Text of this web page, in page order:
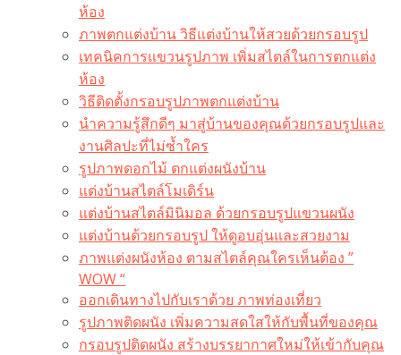
ห้อง
ภาพตกแต่งบ้าน วิธีแต่งบ้านให้สวยด้วยกรอบรูป
เทคนิคการแขวนรูปภาพ เพิ่มสไตล์ในการตกแต่ง
ห้อง
วิธีติดตั้งกรอบรูปภาพตกแต่งบ้าน
นำความรู้สึกดีๆ มาสู่บ้านของคุณด้วยกรอบรูปและ
งานศิลปะที่ไม่ซ้ำใคร
รูปภาพดอกไม้ ตกแต่งผนังบ้าน
แต่งบ้านสไตล์โมเดิร์น
แต่งบ้านสไตล์มินิมอล ด้วยกรอบรูปแขวนผนัง
แต่งบ้านด้วยกรอบรูป ให้ดูอบอุ่นและสวยงาม
ภาพแต่งผนังห้อง ตามสไตล์คุณใครเห็นต้อง ”
WOW “
ออกเดินทางไปกับเราด้วย ภาพท่องเที่ยว
รูปภาพติดผนัง เพิ่มความสดใสให้กับพื้นที่ของคุณ
กรอบรูปติดผนัง สร้างบรรยากาศใหม่ให้เข้ากับคุณ